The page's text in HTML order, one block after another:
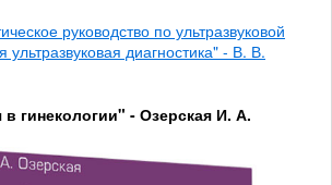
руководство по ультразвуковой
диагностика" - В. В.
гинекологии" - Озерская И. А.